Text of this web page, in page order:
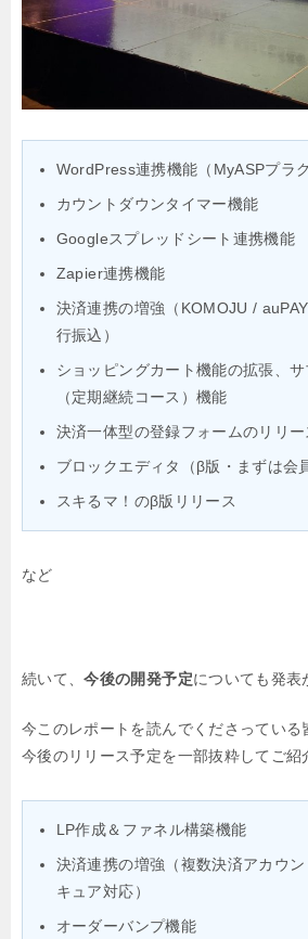
WordPress連携機能（MyASPプラ
カウントダウンタイマー機能
Googleスプレッドシート連携機能
Zapier連携機能
決済連携の増強（KOMOJU /
行振込）
ショッピングカート機能の拡張、
（定期継続コース）機能
決済一体型の登録フォームのリリー
ブロックエディタ（β版・まずは会
スキるマ！のβ版リリース
など
続いて、今後の開発予定についても発表
今このレポートを読んでくださっている
今後のリリース予定を一部抜粋してご紹
LP作成＆ファネル構築機能
決済連携の増強（複数決済アカウ
キュア対応）
オーダーバンプ機能